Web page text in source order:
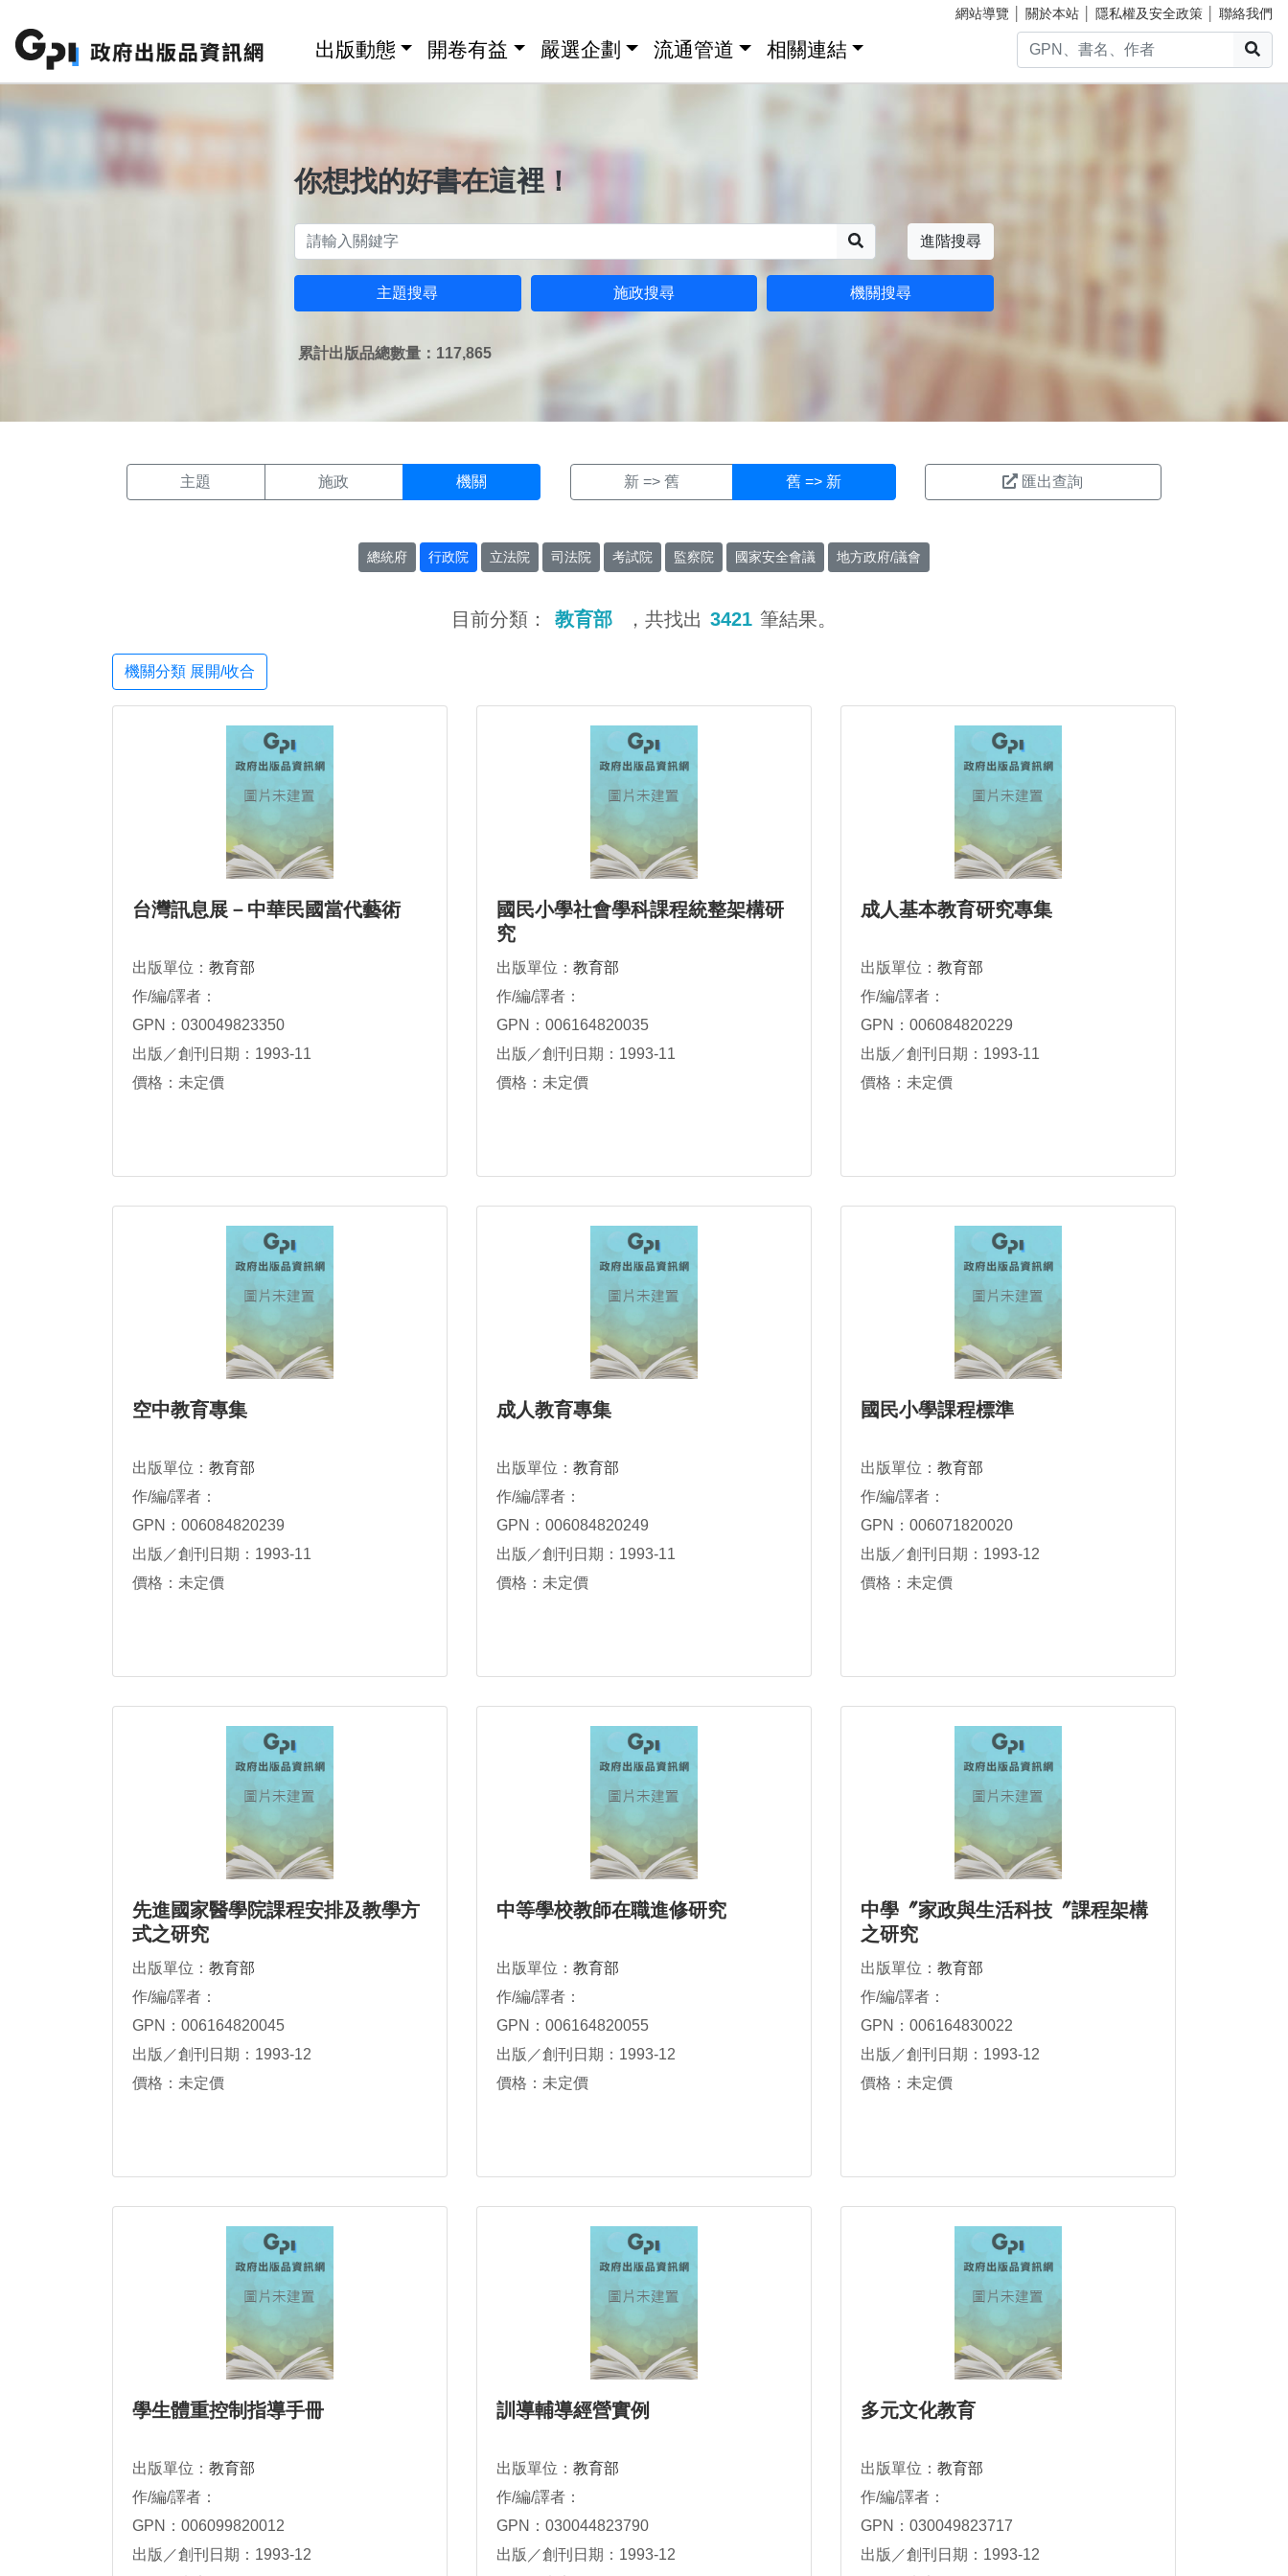
網站導覽 關於本站 隱私權及安全政策 聯絡我們
出版動態 開卷有益 嚴選企劃 流通管道 相關連結
你想找的好書在這裡！
進階搜尋
主題搜尋 施政搜尋 機關搜尋
累計出版品總數量：117,865
主題 施政 機關 新 => 舊 舊 => 新 匯出查詢
總統府 行政院 立法院 司法院 考試院 監察院 國家安全會議 地方政府/議會
目前分類： 教育部 ，共找出 3421 筆結果。
機關分類 展開/收合
台灣訊息展－中華民國當代藝術
出版單位： 教育部
作/編/譯者：
GPN：030049823350
出版／創刊日期：1993-11
價格：未定價
國民小學社會學科課程統整架構研
究
出版單位： 教育部
作/編/譯者：
GPN：006164820035
出版／創刊日期：1993-11
價格：未定價
成人基本教育研究專集
出版單位： 教育部
作/編/譯者：
GPN：006084820229
出版／創刊日期：1993-11
價格：未定價
空中教育專集
出版單位： 教育部
作/編/譯者：
GPN：006084820239
出版／創刊日期：1993-11
價格：未定價
成人教育專集
出版單位： 教育部
作/編/譯者：
GPN：006084820249
出版／創刊日期：1993-11
價格：未定價
國民小學課程標準
出版單位： 教育部
作/編/譯者：
GPN：006071820020
出版／創刊日期：1993-12
價格：未定價
先進國家醫學院課程安排及教學方
式之研究
出版單位： 教育部
作/編/譯者：
GPN：006164820045
出版／創刊日期：1993-12
價格：未定價
中等學校教師在職進修研究
出版單位： 教育部
作/編/譯者：
GPN：006164820055
出版／創刊日期：1993-12
價格：未定價
中學〞家政與生活科技〞課程架構
之研究
出版單位： 教育部
作/編/譯者：
GPN：006164830022
出版／創刊日期：1993-12
價格：未定價
學生體重控制指導手冊
出版單位： 教育部
作/編/譯者：
GPN：006099820012
出版／創刊日期：1993-12
訓導輔導經營實例
出版單位： 教育部
作/編/譯者：
GPN：030044823790
出版／創刊日期：1993-12
多元文化教育
出版單位： 教育部
作/編/譯者：
GPN：030049823717
出版／創刊日期：1993-12